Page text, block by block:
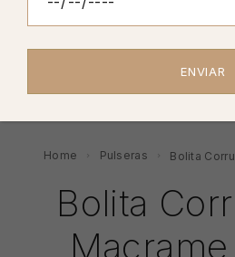
Home Pulseras Bolita
Bolita